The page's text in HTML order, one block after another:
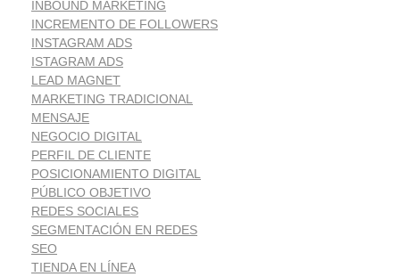
INBOUND MARKETING
INCREMENTO DE FOLLOWERS
INSTAGRAM ADS
ISTAGRAM ADS
LEAD MAGNET
MARKETING TRADICIONAL
MENSAJE
NEGOCIO DIGITAL
PERFIL DE CLIENTE
POSICIONAMIENTO DIGITAL
PÚBLICO OBJETIVO
REDES SOCIALES
SEGMENTACIÓN EN REDES
SEO
TIENDA EN LÍNEA